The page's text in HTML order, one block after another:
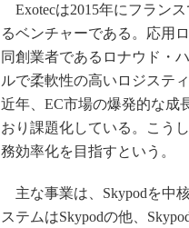
Exotecは2015年にフラン
るベンチャーである。応用
同創業者であるロナウド・
ルで柔軟性の高いロジステ
近年、EC市場の爆発的な成
おり課題化している。こう
務効率化を目指すという。
主な事業は、Skypodを中
ステムはSkypodの他、